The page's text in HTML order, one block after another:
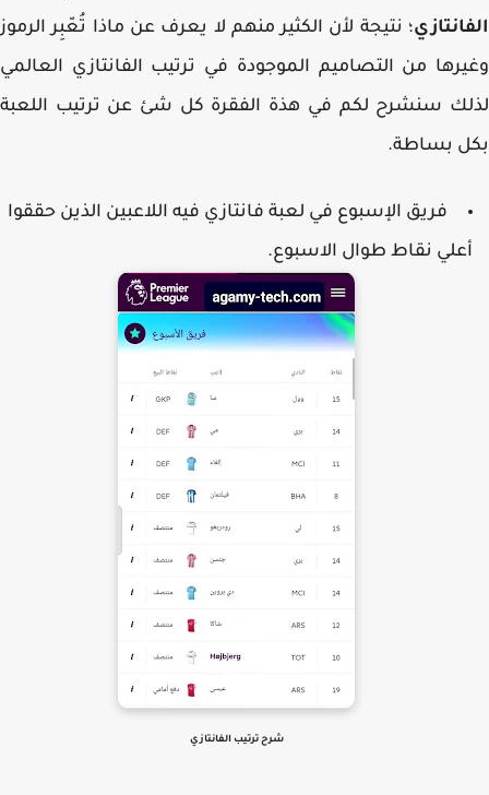
؛ نتيجة لأن الكثير منهم لا يعرف عن ماذا تُعّبِر الرموز
من التصاميم الموجودة في ترتيب الفانتازي العالمي
سنشرح لكم في هذة الفقرة كل شئ عن ترتيب اللعبة
بساطة.
فريق الإسبوع في لعبة فانتازي فيه اللاعبين الذين حققوا
نقاط طوال الاسبوع.
شرح ترتيب الفانتازي